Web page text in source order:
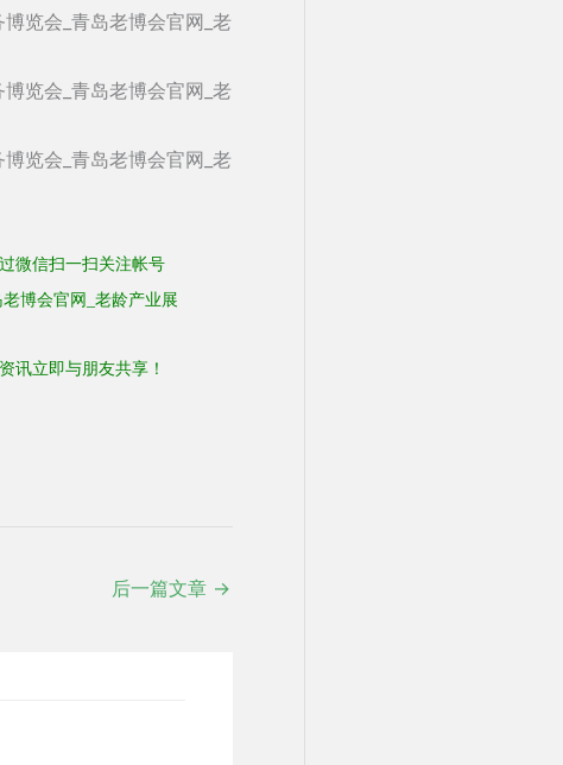
微信扫一扫关注帐号
讯立即与朋友共享！
后一篇文章 →